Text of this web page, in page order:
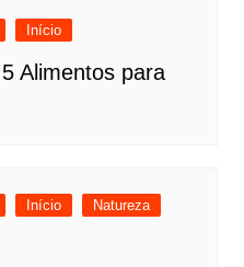
Início
Alimentos para
Início
Natureza